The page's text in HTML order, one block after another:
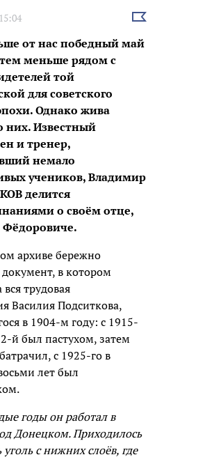
Выбрать
от нас победный май
тем меньше рядом с
той
для советского
Однако жива
них. Известный
и тренер,
немало
учеников, Владимир
делится
о своём отце,
Фёдоровиче.
архиве бережно
документ, в котором
трудовая
Василия Подситкова,
в 1904-м году: с 1915-
й был пастухом, затем
с 1925-го в
лет был
годы он работал в
Донецком. Приходилось
с нижних слоёв, где